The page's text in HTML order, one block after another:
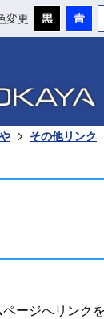
変更
その他リンク
ージへリンク